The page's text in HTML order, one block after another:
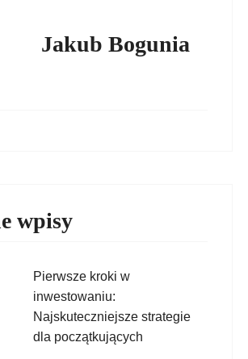
Jakub Bogunia
wpisy
Pierwsze kroki w
inwestowaniu:
Najskuteczniejsze strategie
dla początkujących